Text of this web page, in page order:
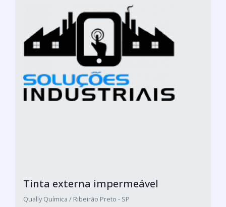
Tinta externa impermeável
Qually Química / Ribeirão Preto - SP